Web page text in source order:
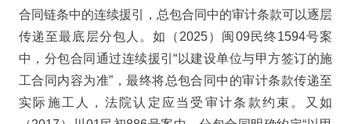
合同链条中的连续援引，总包合同中的审计条款可以逐层
传递至最底层分包人。如（2025）闽09民终1594号案
中，分包合同通过连续援引“以建设单位与甲方签订的施
工合同内容为准”，最终将总包合同中的审计条款传递至
实际施工人，法院认定应当受审计条款约束。又如